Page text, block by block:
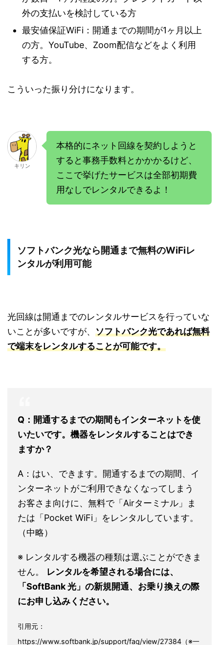
外の支払いを検討している方
最安値保証WiFi：開通までの期間が1ヶ月以上
の方。YouTube、Zoom配信などをよく利用
する方。
こういった振り分けになります。
キリン
本格的にネット回線を契約しようと
すると事務手数料とかかかるけど、
ここで挙げたサービスは全部初期費
用なしでレンタルできるよ！
ソフトバンク光なら開通まで無料のWiFiレ
ンタルが利用可能
光回線は開通までのレンタルサービスを行っていな
いことが多いですが、 ソフトバンク光であれば無料
で端末をレンタルすることが可能です。
Q：開通するまでの期間もインターネットを使
いたいです。機器をレンタルすることはでき
ますか？
A：はい、できます。開通するまでの期間、イ
ンターネットがご利用できなくなってしまう
お客さま向けに、無料で「Airターミナル」ま
たは「Pocket WiFi」をレンタルしています。
（中略）
※ レンタルする機器の種類は選ぶことができま
せん。 レンタルを希望される場合には、
「SoftBank 光」の新規開通、お乗り換えの際
にお申し込みください。
引用元：
https://www.softbank.jp/support/faq/view/27384（※一